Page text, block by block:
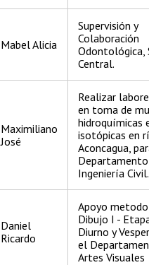
Mabel Alicia
Supervisión y
Colaboración
Odontológica,
Central.
Maximiliano
José
Realizar
en toma de
hidroquímicas
isotópicas en
Aconcagua,
Ingeniería Civil.
Daniel
Ricardo
Apoyo
Dibujo I -
Diurno y
el
Artes Visuales